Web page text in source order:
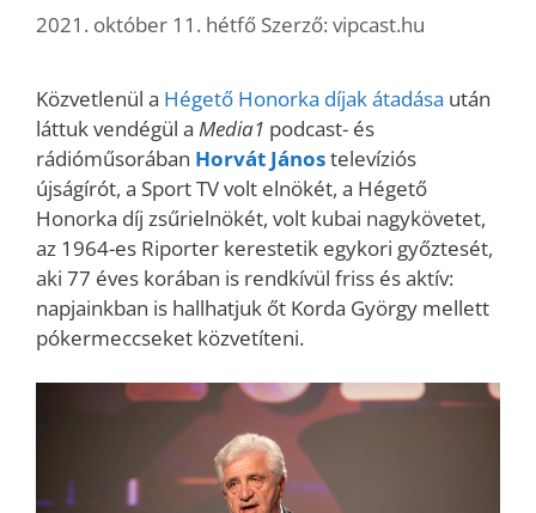
2021. október 11. hétfő Szerző: vipcast.hu
Közvetlenül a Hégető Honorka díjak átadása után
láttuk vendégül a Media1 podcast- és
rádióműsorában Horvát Jánostelevíziós
újságírót, a Sport TV volt elnökét, a Hégető
Honorka díj zsűrielnökét, volt kubai nagykövetet,
az 1964-es Riporter kerestetik egykori győztesét,
aki 77 éves korában is rendkívül friss és aktív:
napjainkban is hallhatjuk őt Korda György mellett
pókermeccseket közvetíteni.